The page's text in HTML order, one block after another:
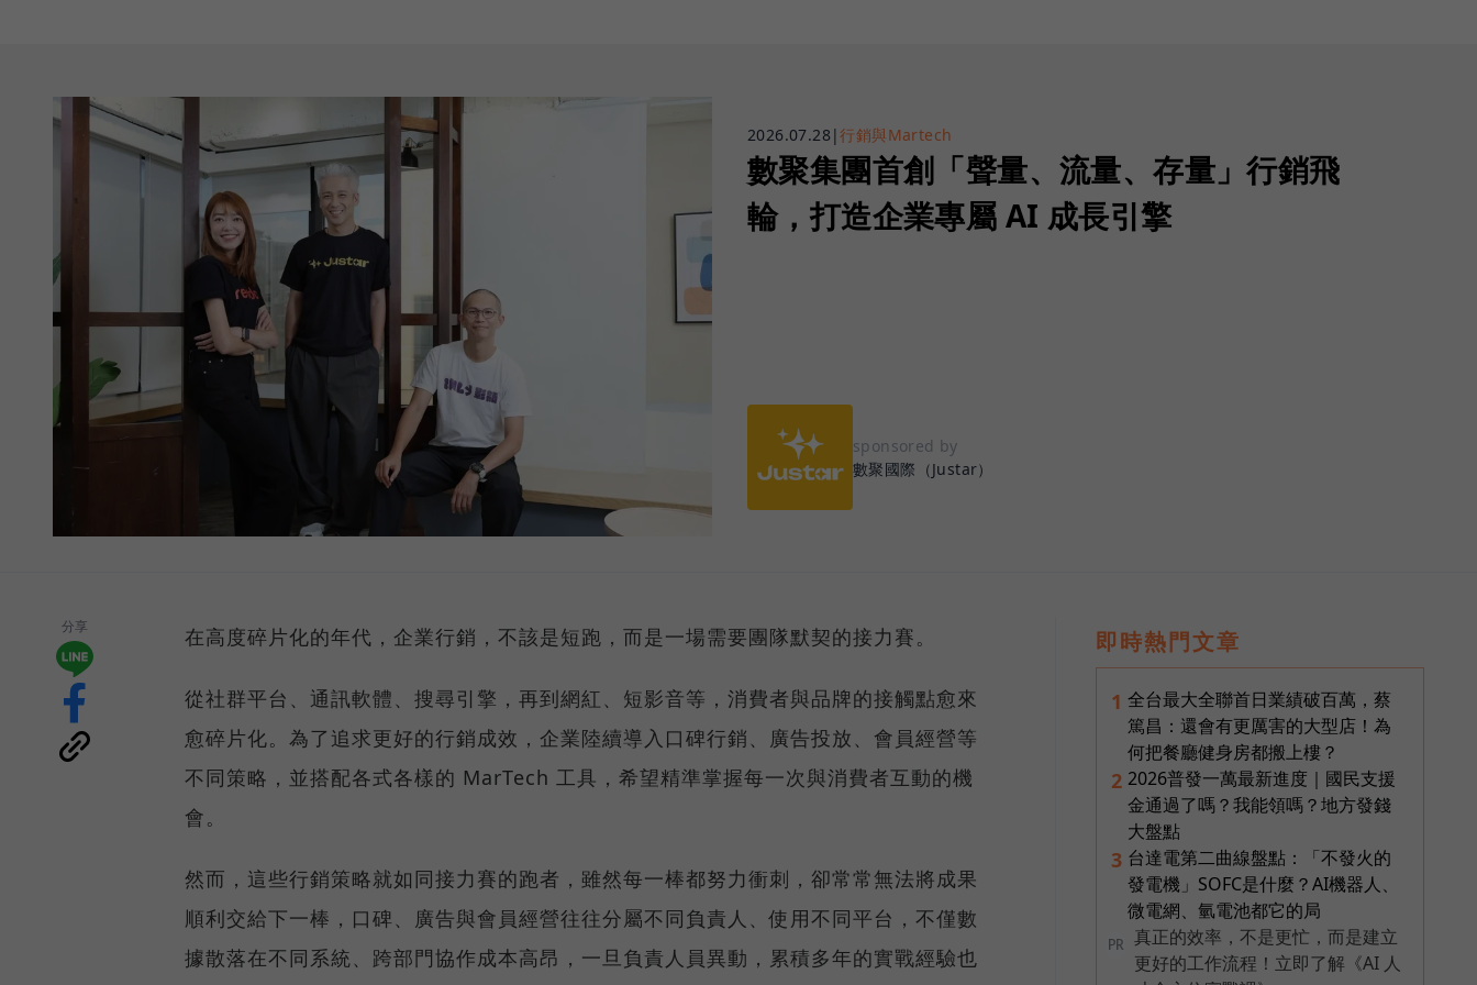
2026.07.28 |行銷與Martech
數聚集團首創「聲量、流量、存量」行銷飛
輪，打造企業專屬 AI 成長引擎
sponsored by
數聚國際（Justar）
分享 在高度碎片化的年代，企業行銷，不該是短跑，而是一場需要團隊默契的接力賽。
從社群平台、通訊軟體、搜尋引擎，再到網紅、短影音等，消費者與品牌的接觸點愈來
愈碎片化。為了追求更好的行銷成效，企業陸續導入口碑行銷、廣告投放、會員經營等
不同策略，並搭配各式各樣的 MarTech 工具，希望精準掌握每一次與消費者互動的機
會。
然而，這些行銷策略就如同接力賽的跑者，雖然每一棒都努力衝刺，卻常常無法將成果
順利交給下一棒，口碑、廣告與會員經營往往分屬不同負責人、使用不同平台，不僅數
據散落在不同系統、跨部門協作成本高昂，一旦負責人員異動，累積多年的實戰經驗也
即時熱門文章
1 全台最大全聯首日業績破百萬，蔡
篤昌：還會有更厲害的大型店！為
何把餐廳健身房都搬上樓？
2 2026普發一萬最新進度｜國民支援
金通過了嗎？我能領嗎？地方發錢
大盤點
3 台達電第二曲線盤點：「不發火的
發電機」SOFC是什麼？AI機器人、
微電網、氫電池都它的局
PR
真正的效率，不是更忙，而是建立
更好的工作流程！立即了解《AI 人